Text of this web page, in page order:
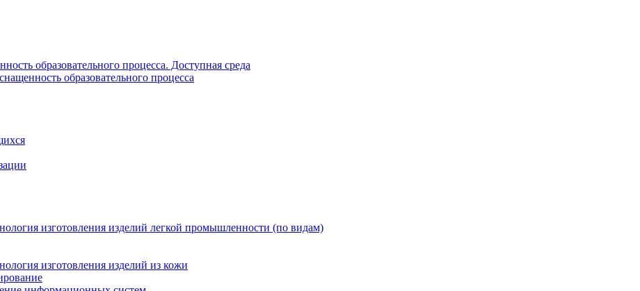
образовательного процесса. Доступная среда
образовательного процесса
изготовления изделий легкой промышленности (по видам)
изготовления изделий из кожи